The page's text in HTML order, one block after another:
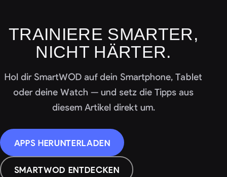
TRAINIERE SMARTER,
NICHT HÄRTER.
Hol dir SmartWOD auf dein Smartphone, Tablet
oder deine Watch — und setz die Tipps aus
diesem Artikel direkt um.
APPS HERUNTERLADEN
SMARTWOD ENTDECKEN